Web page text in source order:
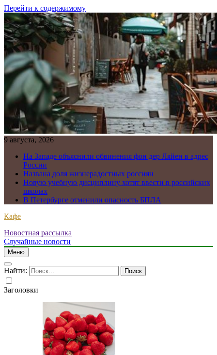
Перейти к содержимому
9 августа, 2026
На Западе объяснили обвинения фон дер Ляйен в адрес
России
Названа доля жизнерадостных россиян
Новую учебную дисциплину хотят ввести в российских
школах
В Петербурге отменили опасность БПЛА
Кафе
Новостная рассылка
Случайные новости
Меню
Найти:
Заголовки